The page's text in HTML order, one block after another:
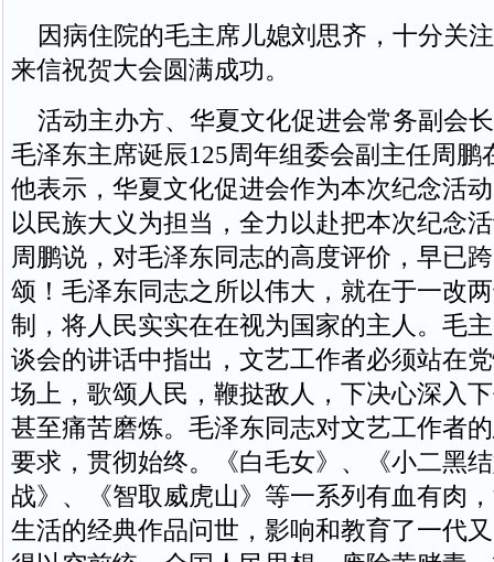
因病住院的毛主席儿媳刘思齐，十分关
来信祝贺大会圆满成功。
活动主办方、华夏文化促进会常务副会
毛泽东主席诞辰125周年组委会副主任周鹏
他表示，华夏文化促进会作为本次纪念活
以民族大义为担当，全力以赴把本次纪念
周鹏说，对毛泽东同志的高度评价，早已
颂！毛泽东同志之所以伟大，就在于一改
制，将人民实实在在视为国家的主人。毛
谈会的讲话中指出，文艺工作者必须站在
场上，歌颂人民，鞭挞敌人，下决心深入
甚至痛苦磨炼。毛泽东同志对文艺工作者
要求，贯彻始终。《白毛女》、《小二黑
战》、《智取威虎山》等一系列有血有肉
生活的经典作品问世，影响和教育了一代